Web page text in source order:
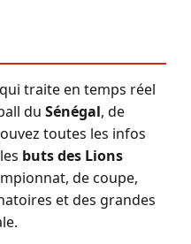
traite en temps réel
du Sénégal, de
toutes les infos
buts des Lions
de coupe,
et des grandes